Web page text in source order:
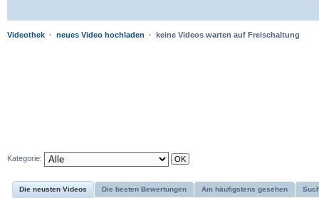
Videothek · neues Video hochladen · keine Videos warten auf Freischaltung
Kategorie:
Die neusten Videos Die besten Bewertungen Am häufigstens gesehen